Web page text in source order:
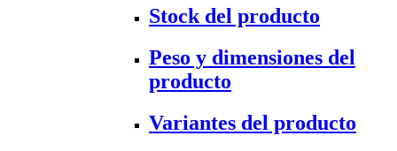
Stock del producto
Peso y dimensiones del
producto
Variantes del producto